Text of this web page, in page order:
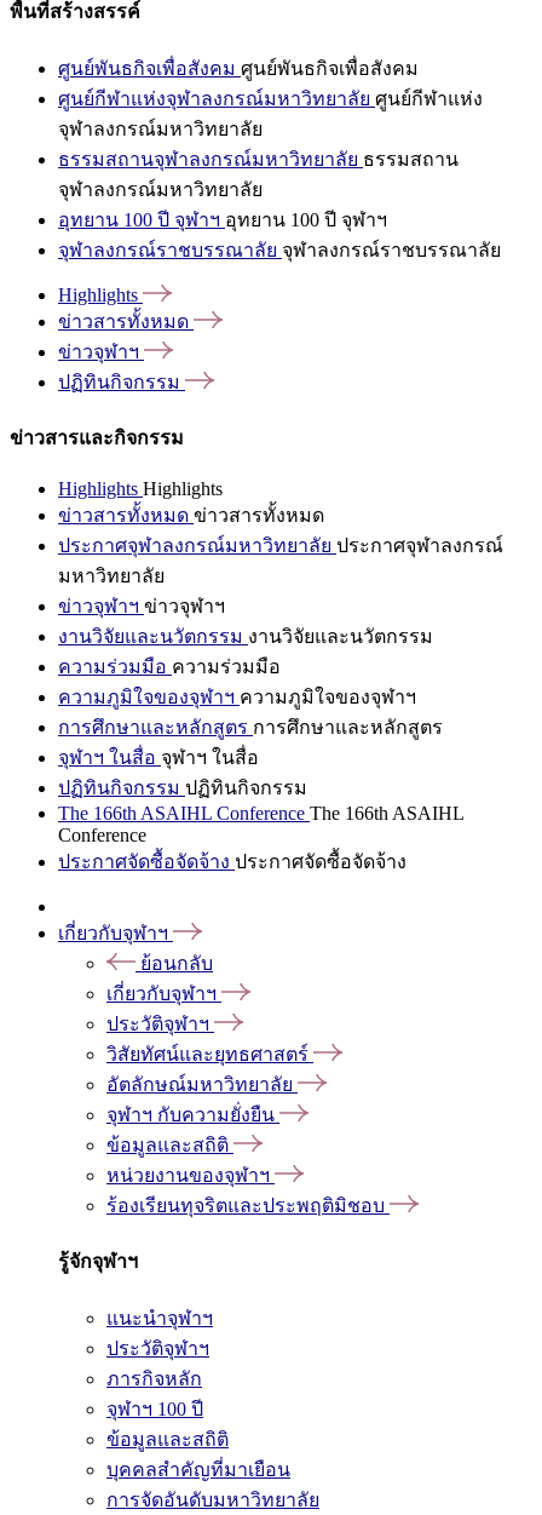
พื้นที่สร้างสรรค์
ศูนย์พันธกิจเพื่อสังคม ศูนย์พันธกิจเพื่อสังคม
ศูนย์กีฬาแห่งจุฬาลงกรณ์มหาวิทยาลัย ศูนย์กีฬาแห่ง
จุฬาลงกรณ์มหาวิทยาลัย
ธรรมสถานจุฬาลงกรณ์มหาวิทยาลัย ธรรมสถาน
จุฬาลงกรณ์มหาวิทยาลัย
อุทยาน 100 ปี จุฬาฯ อุทยาน 100 ปี จุฬาฯ
จุฬาลงกรณ์ราชบรรณาลัย จุฬาลงกรณ์ราชบรรณาลัย
Highlights
ข่าวสารทั้งหมด
ข่าวจุฬาฯ
ปฏิทินกิจกรรม
ข่าวสารและกิจกรรม
Highlights Highlights
ข่าวสารทั้งหมด ข่าวสารทั้งหมด
ประกาศจุฬาลงกรณ์มหาวิทยาลัย ประกาศจุฬาลงกรณ์
มหาวิทยาลัย
ข่าวจุฬาฯ ข่าวจุฬาฯ
งานวิจัยและนวัตกรรม งานวิจัยและนวัตกรรม
ความร่วมมือ ความร่วมมือ
ความภูมิใจของจุฬาฯ ความภูมิใจของจุฬาฯ
การศึกษาและหลักสูตร การศึกษาและหลักสูตร
จุฬาฯ ในสื่อ จุฬาฯ ในสื่อ
ปฏิทินกิจกรรม ปฏิทินกิจกรรม
The 166th ASAIHL Conference The 166th ASAIHL
Conference
ประกาศจัดซื้อจัดจ้าง ประกาศจัดซื้อจัดจ้าง
เกี่ยวกับจุฬาฯ
ย้อนกลับ
เกี่ยวกับจุฬาฯ
ประวัติจุฬาฯ
วิสัยทัศน์และยุทธศาสตร์
อัตลักษณ์มหาวิทยาลัย
จุฬาฯ กับความยั่งยืน
ข้อมูลและสถิติ
หน่วยงานของจุฬาฯ
ร้องเรียนทุจริตและประพฤติมิชอบ
รู้จักจุฬาฯ
แนะนำจุฬาฯ
ประวัติจุฬาฯ
ภารกิจหลัก
จุฬาฯ 100 ปี
ข้อมูลและสถิติ
บุคคลสำคัญที่มาเยือน
การจัดอันดับมหาวิทยาลัย